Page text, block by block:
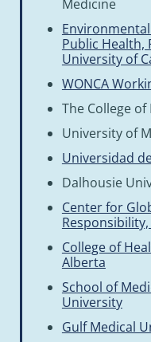
Medicine
Public Health,
University of
WONCA
The College of
University of
Universidad
Dalhousie
Center for
College of
Alberta
School of
University
Gulf Medical